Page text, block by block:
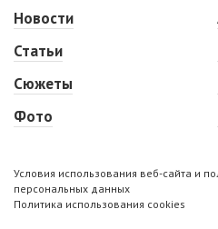
Новости
Статьи
Сюжеты
Фото
Условия использования веб-сайта и
персональных данных
Политика использования cookies